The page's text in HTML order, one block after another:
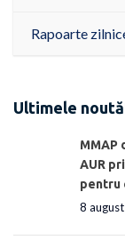
Rapoarte
Ultimele
MMAP
AUR
pentru
8